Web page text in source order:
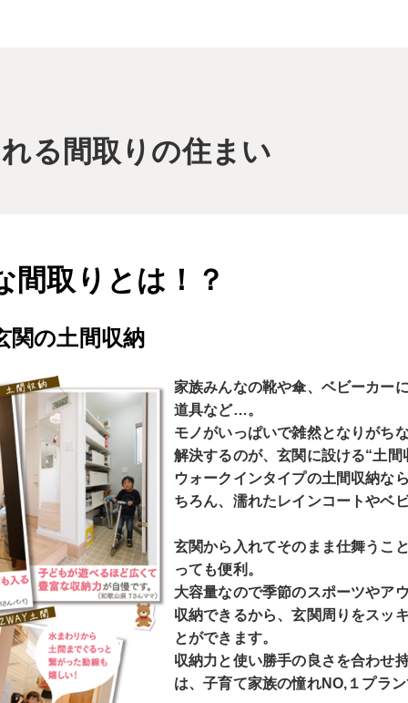
る間取りの住まい
間取りとは！？
関の土間収納
家族みんなの靴や傘、ベビーカー
道具など…。
モノがいっぱいで雑然となりがち
解決するのが、玄関に設ける“土間
ウォークインタイプの土間収納な
ちろん、濡れたレインコートやベ
玄関から入れてそのまま仕舞うこ
っても便利。
大容量なので季節のスポーツやア
収納できるから、玄関周りをスッ
とができます。
収納力と使い勝手の良さを合わせ
は、子育て家族の憧れNO,１プラ